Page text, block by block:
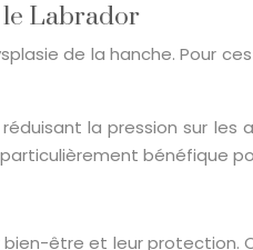
le Labrador
de la hanche. Pour
la pression sur les
bénéfique
être et leur protection.